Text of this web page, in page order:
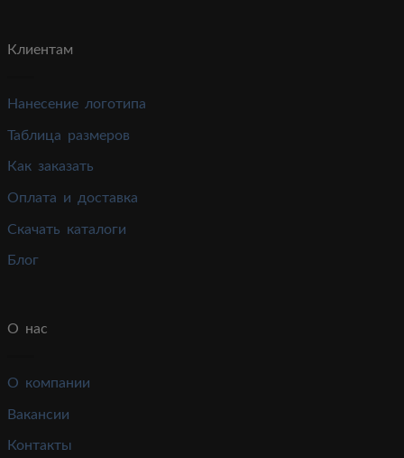
Клиентам
Нанесение логотипа
Таблица размеров
Как заказать
Оплата и доставка
Скачать каталоги
Блог
О нас
О компании
Вакансии
Контакты